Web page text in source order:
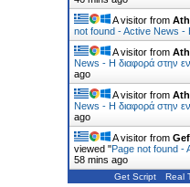
A visitor from
not found - Active News -
A visitor from
News - Η διαφορά στην
ago
A visitor from
News - Η διαφορά στην
ago
A visitor from
viewed "Page not found -
58 mins ago
Get Script Real